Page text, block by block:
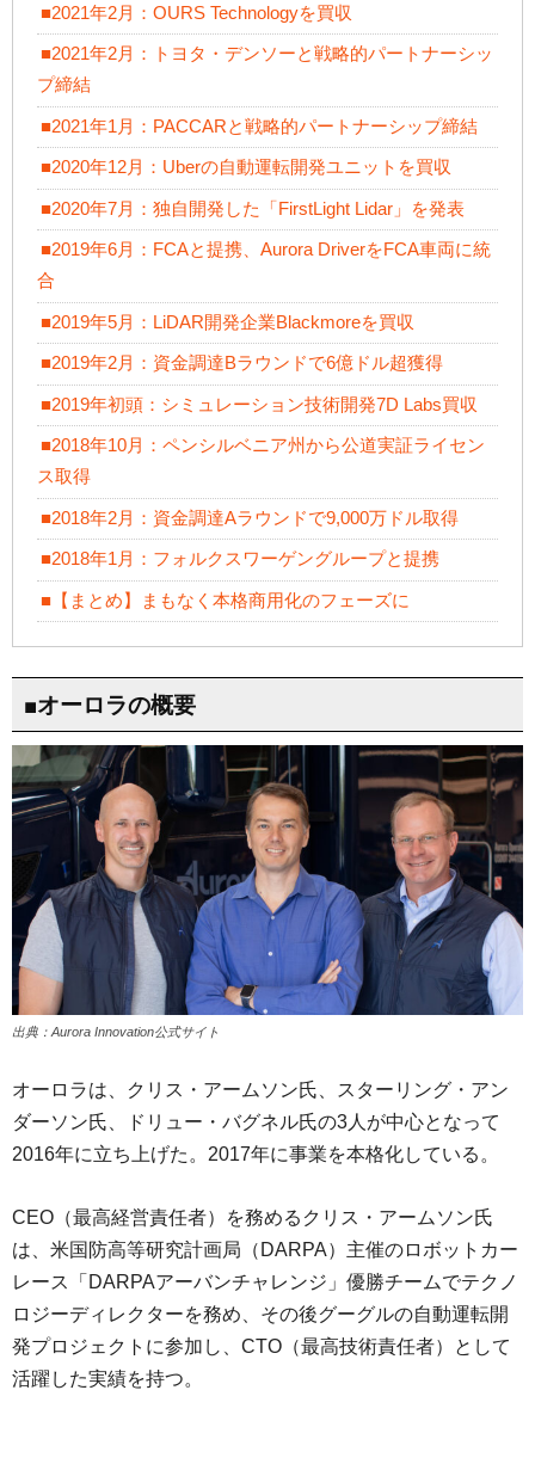
■2021年2月：OURS Technologyを買収
■2021年2月：トヨタ・デンソーと戦略的パートナーシッ
プ締結
■2021年1月：PACCARと戦略的パートナーシップ締結
■2020年12月：Uberの自動運転開発ユニットを買収
■2020年7月：独自開発した「FirstLight Lidar」を発表
■2019年6月：FCAと提携、Aurora DriverをFCA車両に統
合
■2019年5月：LiDAR開発企業Blackmoreを買収
■2019年2月：資金調達Bラウンドで6億ドル超獲得
■2019年初頭：シミュレーション技術開発7D Labs買収
■2018年10月：ペンシルベニア州から公道実証ライセン
ス取得
■2018年2月：資金調達Aラウンドで9,000万ドル取得
■2018年1月：フォルクスワーゲングループと提携
■【まとめ】まもなく本格商用化のフェーズに
■オーロラの概要
出典：Aurora Innovation公式サイト
オーロラは、クリス・アームソン氏、スターリング・アン
ダーソン氏、ドリュー・バグネル氏の3人が中心となって
2016年に立ち上げた。2017年に事業を本格化している。
CEO（最高経営責任者）を務めるクリス・アームソン氏
は、米国防高等研究計画局（DARPA）主催のロボットカー
レース「DARPAアーバンチャレンジ」優勝チームでテクノ
ロジーディレクターを務め、その後グーグルの自動運転開
発プロジェクトに参加し、CTO（最高技術責任者）として
活躍した実績を持つ。